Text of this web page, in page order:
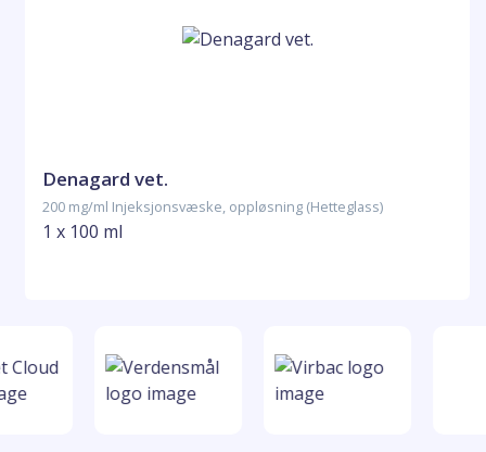
Denagard vet.
200 mg/ml Injeksjonsvæske, oppløsning (Hetteglass)
1 x 100 ml